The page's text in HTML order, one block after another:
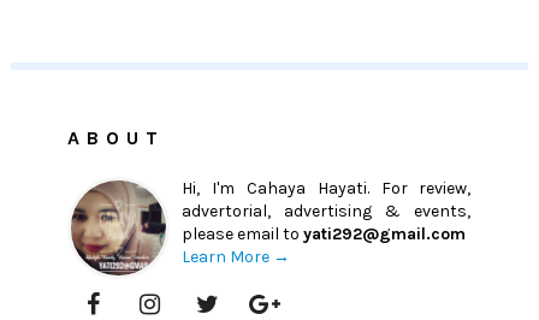
ABOUT
Hi, I'm Cahaya Hayati. For review,
advertorial, advertising & events,
please email toyati292@gmail.com
Learn More →